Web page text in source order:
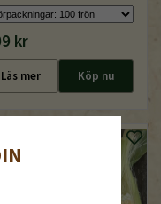
kr
Läs mer Köp nu